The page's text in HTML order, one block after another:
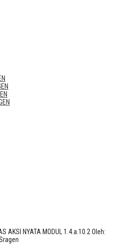
AKSI NYATA MODUL 1.4.a.10.2 Oleh: